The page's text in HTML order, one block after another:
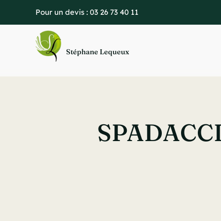
Pour un devis : 03 26 73 40 11
Stéphane Lequeux